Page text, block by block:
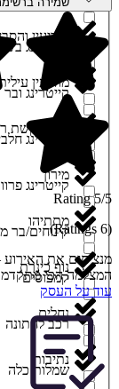
קייטרינג בשרי
קייטרינג ובר
קייטרינג חלבי
קייטרינג
קינוחים/בר
קמפוסים
רכב לחתונה
שמלות כלה
מודיעין
מודיעין עילית
מושב קשת
מירון
מתתיהו
נוף כינרת
נחלים
נתיבות
5/5 Rating
(6 Ratings)
מנציחים את האירוע
המצלמה הכי
עוד על העסק